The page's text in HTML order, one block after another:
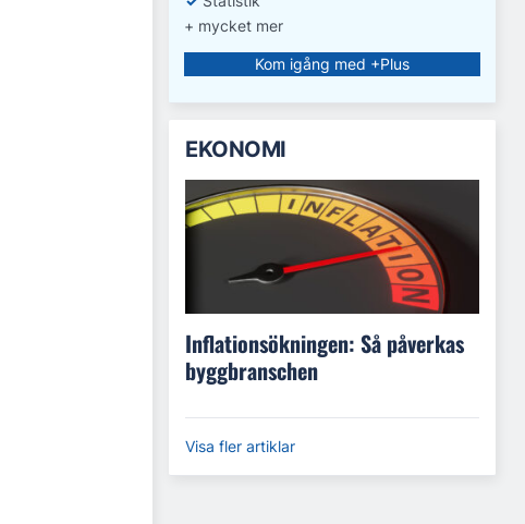
+ mycket mer
Kom igång med +Plus
EKONOMI
Inflationsökningen: Så påverkas
byggbranschen
Visa fler artiklar